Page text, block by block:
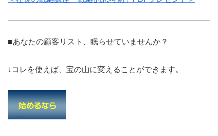
■あなたの顧客リスト、眠らせていませんか？
↓コレを使えば、宝の山に変えることができます。